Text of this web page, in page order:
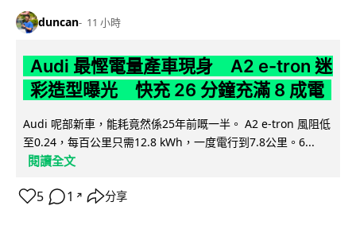
duncan 11 小時
Audi 最慳電量產車現身 A2 e-tron 迷
彩造型曝光 快充 26 分鐘充滿 8 成電
Audi 呢部新車，能耗竟然係25年前嘅一半。 A2 e-tron 風阻低
至0.24，每百公里只需12.8 kWh，一度電行到7.8公里。6...
閱讀全文
5 1 ↗ 分享